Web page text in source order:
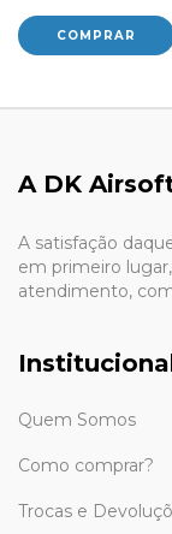
A DK
A satisfação
em primeiro
atendimento,
Quem Somos
Como comprar?
Trocas e